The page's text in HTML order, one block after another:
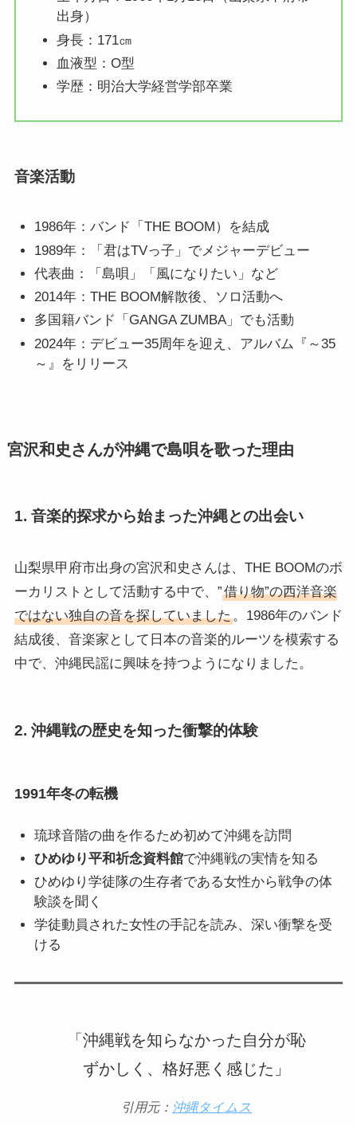
出身）
身長：171㎝
血液型：O型
学歴：明治大学経営学部卒業
音楽活動
1986年：バンド「THE BOOM）を結成
1989年：「君はTVっ子」でメジャーデビュー
代表曲：「島唄」「風になりたい」など
2014年：THE BOOM解散後、ソロ活動へ
多国籍バンド「GANGA ZUMBA」でも活動
2024年：デビュー35周年を迎え、アルバム『～35
～』をリリース
宮沢和史さんが沖縄で島唄を歌った理由
1. 音楽的探求から始まった沖縄との出会い
山梨県甲府市出身の宮沢和史さんは、THE BOOMのボ
ーカリストとして活動する中で、”借り物”の西洋音楽
ではない独自の音を探していました。1986年のバンド
結成後、音楽家として日本の音楽的ルーツを模索する
中で、沖縄民謡に興味を持つようになりました。
2. 沖縄戦の歴史を知った衝撃的体験
1991年冬の転機
琉球音階の曲を作るため初めて沖縄を訪問
ひめゆり平和祈念資料館で沖縄戦の実情を知る
ひめゆり学徒隊の生存者である女性から戦争の体
験談を聞く
学徒動員された女性の手記を読み、深い衝撃を受
ける
「沖縄戦を知らなかった自分が恥
ずかしく、格好悪く感じた」
引用元： 沖縄タイムス